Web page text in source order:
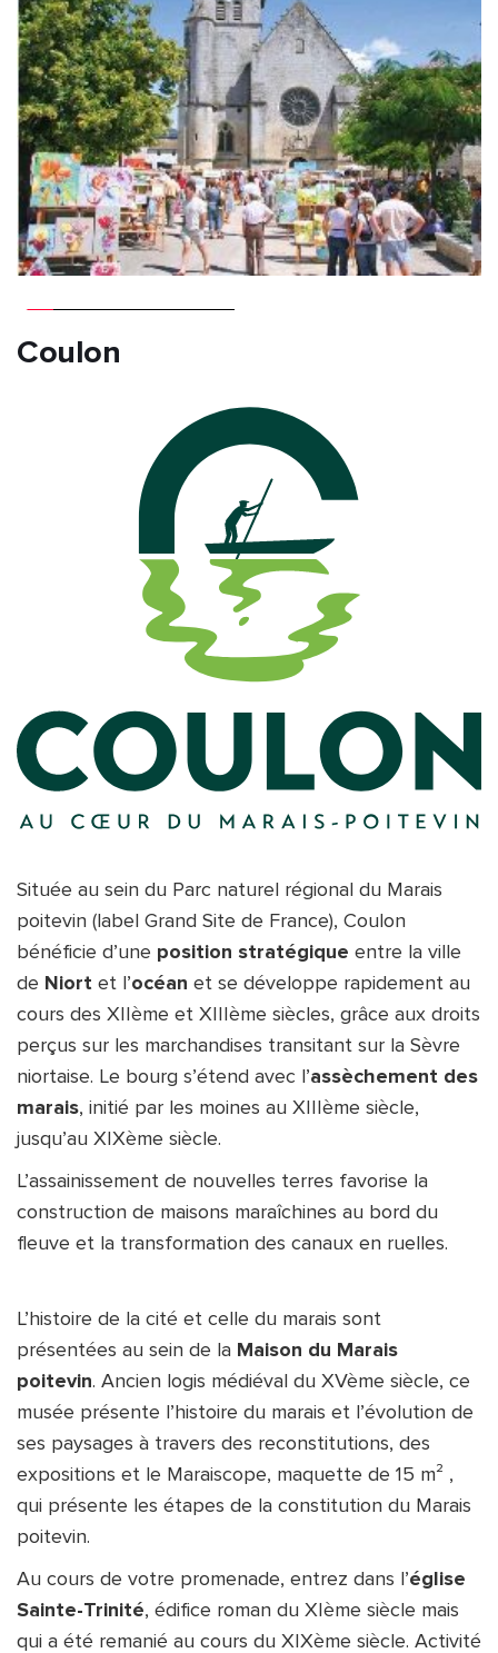
Coulon
Située au sein du Parc naturel régional du Marais
poitevin (label Grand Site de France), Coulon
bénéficie d’une position stratégique entre la ville
de Niort et l’océan et se développe rapidement au
cours des XIIème et XIIIème siècles, grâce aux droits
perçus sur les marchandises transitant sur la Sèvre
niortaise. Le bourg s’étend avec l’assèchement des
marais, initié par les moines au XIIIème siècle,
jusqu’au XIXème siècle.
L’assainissement de nouvelles terres favorise la
construction de maisons maraîchines au bord du
fleuve et la transformation des canaux en ruelles.
L’histoire de la cité et celle du marais sont
présentées au sein de la Maison du Marais
poitevin. Ancien logis médiéval du XVème siècle, ce
musée présente l’histoire du marais et l’évolution de
ses paysages à travers des reconstitutions, des
expositions et le Maraiscope, maquette de 15 m² ,
qui présente les étapes de la constitution du Marais
poitevin.
Au cours de votre promenade, entrez dans l’église
Sainte-Trinité, édifice roman du XIème siècle mais
qui a été remanié au cours du XIXème siècle. Activité